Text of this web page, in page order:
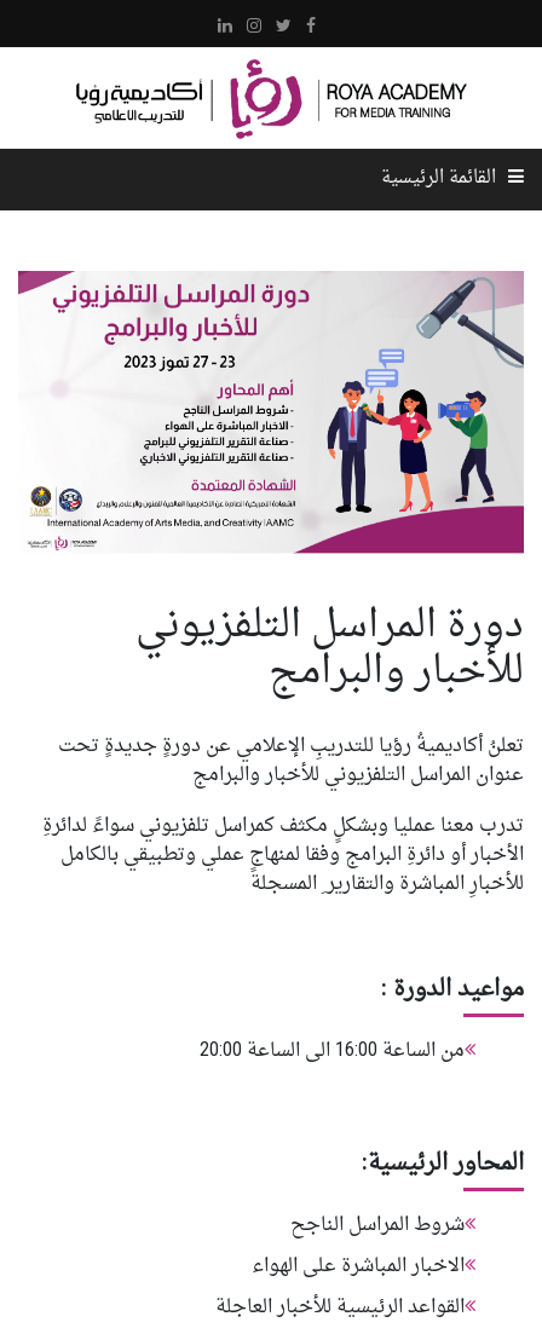
القائمة الرئيسية
عن الأكاديمية
كادر الأكاديمية
الدورات
المركز الإعلامي
دورة المراسل التلفزيوني
للأخبار والبرامج
تعلنُ أكاديميةُ رؤيا للتدريبِ الإعلامي عن دورةٍ جديدةٍ تحت
عنوان المراسل التلفزيوني للأخبار والبرامج
تدرب معنا عمليا وبشكلٍ مكثف كمراسل تلفزيوني سواءً لدائرةِ
الأخبار أو دائرةِ البرامج وفقا لمنهاجٍ عملي وتطبيقي بالكامل
للأخبارِ المباشرة والتقارير ِ المسجلة
مواعيد الدورة :
من الساعة 16:00 الى الساعة 20:00
المحاور الرئيسية:
شروط المراسل الناجح
الاخبار المباشرة على الهواء
القواعد الرئيسية للأخبار العاجلة